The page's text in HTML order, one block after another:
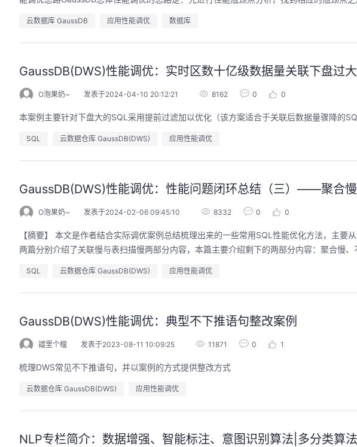
云数据库 GaussDB 应用性能调优 数据库
GaussDB(DWS)性能调优：实时区数十亿级数据量关联下盘过
O泡果奶~ 发表于2024-04-10 20:12:21 8162 0 0
本案例主要针对下盘大的SQL采用提前过滤加以优化（该方案适合于关联后数据量骤降的
SQL 云数据仓库 GaussDB(DWS) 应用性能调优
GaussDB(DWS)性能调优：性能问题闭环总结（三）——聚合
O泡果奶~ 发表于2024-02-06 09:45:10 8332 0 0
【摘要】 本文是作者结合实际调优案例总结梳理出来的一些常用SQL性能优化方法，主
两篇分别介绍了关联慢与表扫描慢两部分内容，本篇主要介绍剩下的两部分内容：聚合慢、
SQL 云数据仓库 GaussDB(DWS) 应用性能调优
GaussDB(DWS)性能调优：典型不下推语句整改案例
譡里个檔 发表于2023-08-11 10:09:25 11871 0 1
梳理DWS常见不下推语句，并以案例的方式提供整改方式
云数据仓库 GaussDB(DWS) 应用性能调优
NLP专栏简介：数据增强、智能标注、意图识别算法|多分类算